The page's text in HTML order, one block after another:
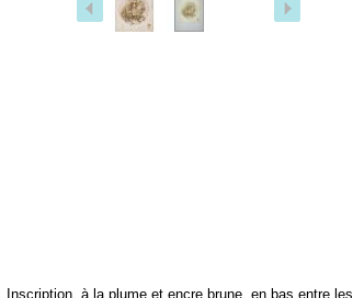
à la plume et encre brune, en bas entre les